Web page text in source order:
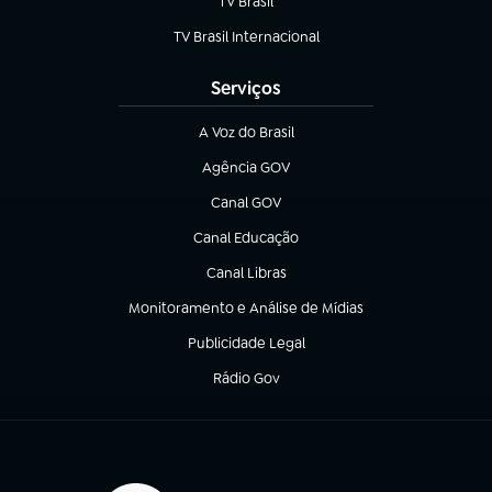
(abre em nova aba)
TV Brasil Internacional
(abre em nova aba)
Serviços
A Voz do Brasil
(abre em nova aba)
Agência GOV
(abre em nova aba)
Canal GOV
(abre em nova aba)
Canal Educação
(abre em nova aba)
Canal Libras
(abre em nova aba)
Monitoramento e Análise de Mídias
(abre em nova aba)
Publicidade Legal
(abre em nova aba)
Rádio Gov
(abre em nova aba)